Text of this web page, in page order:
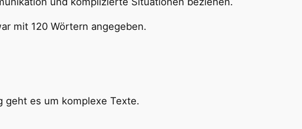
mit 120 Wörtern angegeben.
geht es um komplexe Texte.